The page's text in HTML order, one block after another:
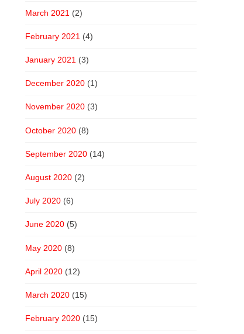
March 2021 (2)
February 2021 (4)
January 2021 (3)
December 2020 (1)
November 2020 (3)
October 2020 (8)
September 2020 (14)
August 2020 (2)
July 2020 (6)
June 2020 (5)
May 2020 (8)
April 2020 (12)
March 2020 (15)
February 2020 (15)